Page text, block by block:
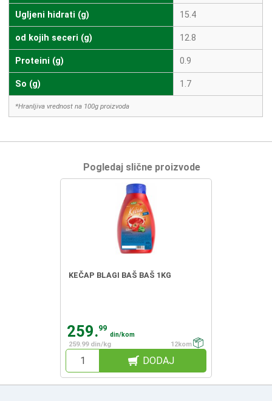
Ugljeni hidrati (g) 15.4
od kojih seceri (g) 12.8
Proteini (g) 0.9
So (g) 1.7
*Hranljiva vrednost na 100g proizvoda
Pogledaj slične proizvode
KEČAP BLAGI BAŠ BAŠ 1KG
259.99
din/kom
259.99 din/kg
12kom
DODAJ